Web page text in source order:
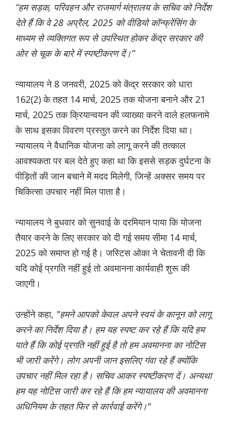
“हम सड़क, परिवहन और राजमार्ग मंत्रालय के सचिव को निर्देश
देते हैं कि वे 28 अप्रैल, 2025 को वीडियो कॉन्फ्रेंसिंग के
माध्यम से व्यक्तिगत रूप से उपस्थित होकर केंद्र सरकार की
ओर से चूक के बारे में स्पष्टीकरण दें।”
न्यायालय ने 8 जनवरी, 2025 को केंद्र सरकार को धारा
162(2) के तहत 14 मार्च, 2025 तक योजना बनाने और 21
मार्च, 2025 तक क्रियान्वयन की व्याख्या करने वाले हलफनामे
के साथ इसका विवरण प्रस्तुत करने का निर्देश दिया था।
न्यायालय ने वैधानिक योजना को लागू करने की तत्काल
आवश्यकता पर बल देते हुए कहा था कि इससे सड़क दुर्घटना के
पीड़ितों की जान बचाने में मदद मिलेगी, जिन्हें अक्सर समय पर
चिकित्सा उपचार नहीं मिल पाता है।
न्यायालय ने बुधवार को सुनवाई के दरमियान पाया कि योजना
तैयार करने के लिए सरकार को दी गई समय सीमा 14 मार्च,
2025 को समाप्त हो गई है। जस्टिस ओका ने चेतावनी दी कि
यदि कोई प्रगति नहीं हुई तो अवमानना ​​कार्यवाही शुरू की
जाएगी।
उन्होंने कहा, "हमने आपको केवल अपने स्वयं के कानून को लागू
करने का निर्देश दिया है। हम यह स्पष्ट कर रहे हैं कि यदि हम
पाते हैं कि कोई प्रगति नहीं हुई है तो हम अवमानना ​​का नोटिस
भी जारी करेंगे। लोग अपनी जान इसलिए गंवा रहे हैं क्योंकि
उपचार नहीं मिल रहा है। सचिव आकर स्पष्टीकरण दें। अन्यथा
हम यह नोटिस जारी कर रहे हैं कि हम न्यायालय की अवमानना ​​
अधिनियम के तहत फिर से कार्रवाई करेंगे।"